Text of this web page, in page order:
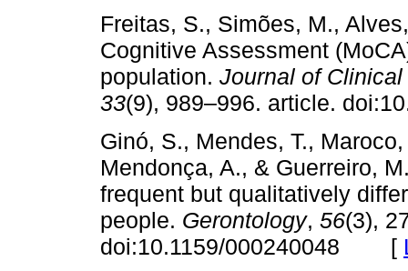
Freitas, S., Simões, M.,
Cognitive Assessment
population. Journal of
33(9), 989–996. article.
Ginó, S., Mendes, T.,
Mendonça, A., & Guerreiro,
frequent but qualitatively
people. Gerontology, 56(3),
doi:10.1159/000240048 [